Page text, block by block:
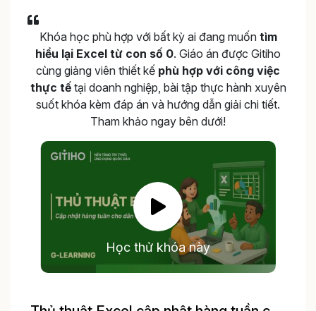
Khóa học phù hợp với bất kỳ ai đang muốn tìm
hiểu lại Excel từ con số 0. Giáo án được Gitiho
cùng giảng viên thiết kế phù hợp với công việc
thực tếtại doanh nghiệp, bài tập thực hành xuyên
suốt khóa kèm đáp án và hướng dẫn giải chi tiết.
Tham khảo ngay bên dưới!
Học thử khóa này